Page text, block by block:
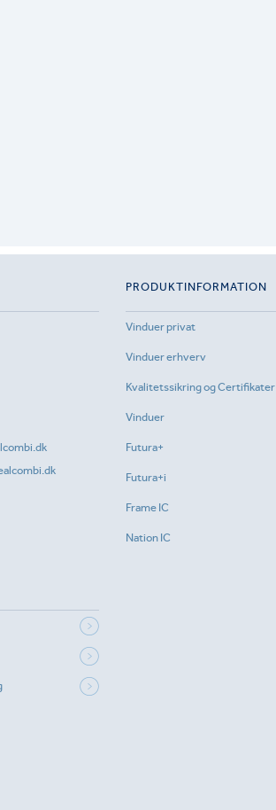
PRODUKTINFORMATION
Vinduer privat
Vinduer erhverv
Kvalitetssikring og Certifikater
Vinduer
Futura+
Futura+i
Frame IC
Nation IC